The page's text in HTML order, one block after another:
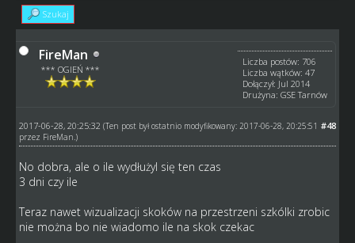
Szukaj
FireMan
*** OGIEŃ ***
Liczba postów: 706
Liczba wątków: 47
Dołączył: Jul 2014
Drużyna: GSE Tarnów
#48
2017-06-28, 20:25:32 (Ten post był ostatnio modyfikowany: 2017-06-28, 20:25:51
przez FireMan .)
No dobra, ale o ile wydłużyl się ten czas
3 dni czy ile
Teraz nawet wizualizacji skoków na przestrzeni szkólki zrobic
nie można bo nie wiadomo ile na skok czekac